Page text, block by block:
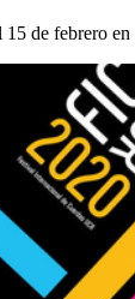
de febrero